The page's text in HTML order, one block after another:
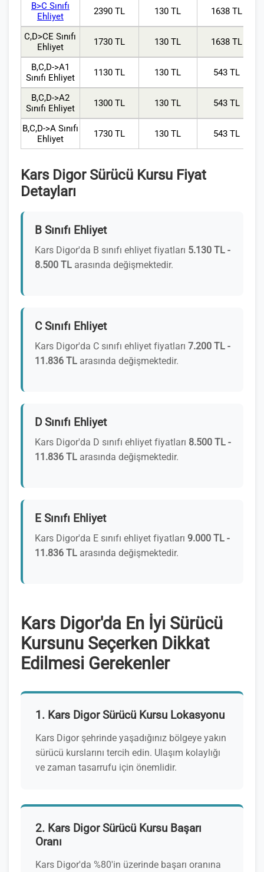
B>C Sınıfı
Ehliyet
2390 TL 130 TL 1638 TL
C,D>CE Sınıfı
Ehliyet
1730 TL 130 TL 1638 TL
B,C,D->A1
Sınıfı Ehliyet
1130 TL 130 TL 543 TL
B,C,D->A2
Sınıfı Ehliyet
1300 TL 130 TL 543 TL
B,C,D->A Sınıfı
Ehliyet
1730 TL 130 TL 543 TL
Kars Digor Sürücü Kursu Fiyat
Detayları
B Sınıfı Ehliyet
Kars Digor'da B sınıfı ehliyet fiyatları 5.130 TL -
8.500 TL arasında değişmektedir.
C Sınıfı Ehliyet
Kars Digor'da C sınıfı ehliyet fiyatları 7.200 TL -
11.836 TL arasında değişmektedir.
D Sınıfı Ehliyet
Kars Digor'da D sınıfı ehliyet fiyatları 8.500 TL -
11.836 TL arasında değişmektedir.
E Sınıfı Ehliyet
Kars Digor'da E sınıfı ehliyet fiyatları 9.000 TL -
11.836 TL arasında değişmektedir.
Kars Digor'da En İyi Sürücü
Kursunu Seçerken Dikkat
Edilmesi Gerekenler
1. Kars Digor Sürücü Kursu Lokasyonu
Kars Digor şehrinde yaşadığınız bölgeye yakın
sürücü kurslarını tercih edin. Ulaşım kolaylığı
ve zaman tasarrufu için önemlidir.
2. Kars Digor Sürücü Kursu Başarı
Oranı
Kars Digor'da %80'in üzerinde başarı oranına